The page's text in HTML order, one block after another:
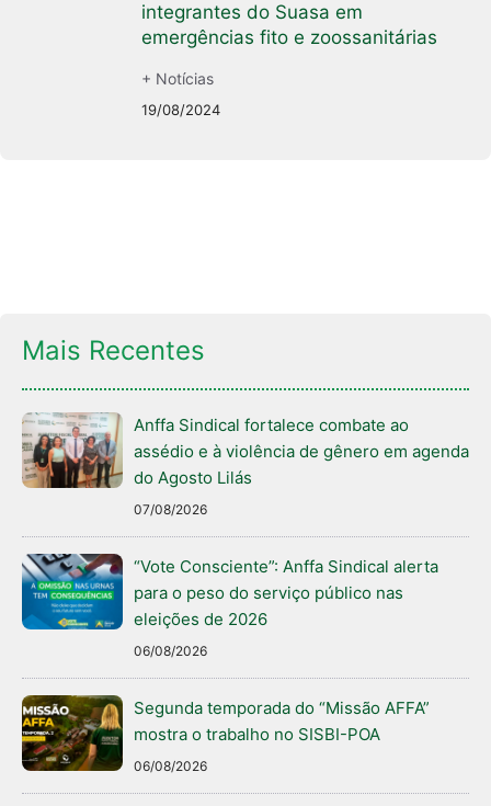
integrantes do Suasa em
emergências fito e zoossanitárias
+ Notícias
19/08/2024
Mais Recentes
Anffa Sindical fortalece combate ao
assédio e à violência de gênero em agenda
do Agosto Lilás
07/08/2026
“Vote Consciente”: Anffa Sindical alerta
para o peso do serviço público nas
eleições de 2026
06/08/2026
Segunda temporada do “Missão AFFA”
mostra o trabalho no SISBI-POA
06/08/2026